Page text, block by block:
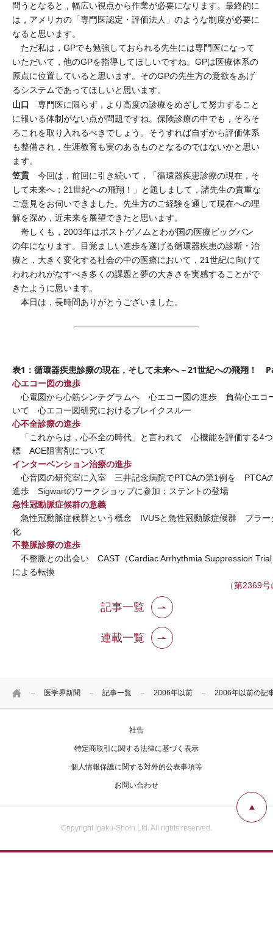
HOME 医学界新聞 記事一覧 2006年以前 2006年以前の記
問うとなると，幅広い視点から作業が必要になります。最終的に
は，アメリカの「専門医認定・評価法人」のような制度が必要に
なると思います。
ただ私は，GPでも勉強しておられる先生には専門医になって
いただいて，他のGPを指導してほしいですね。GPは医療体系の
原点に位置していると思います。そのGPの先生方の意欲をあげ
るシステムであってほしいと思います。
山口 専門医に限らず，より高度の診療をめざして努力すること
に報いる体制がない点が問題ですね。保険診療の中でも，そろそ
ろこれを取り入れるべきでしょう。そうすれば自ずから評価体系
も整備され，生涯教育も実のあるものとなるのではないかと思い
ます。
笠貫 今回は，前回に引き続いて，「循環器疾患診療の現在，そ
して未来へ；21世紀への飛翔！」と題しまして，諸先生の貴重な
ご意見をお伺いできました。先生方のご経験を通して現在への理
解を深め，近未来を展望できたと思います。
奇しくも，2003年はポストゲノムとわが国の医療ビッグバン
の年になります。目覚ましい進歩を遂げる循環器疾患の診断・治
療と，大きく変化する社会の中の医療において，21世紀に向けて
われわれがなすべき多くの課題と夢の大きさを実感することがで
きたように思います。
本日は，長時間ありがとうございました。
表1：循環器疾患診療の現在，そして未来へ－21世紀への飛翔！
心エコー図の進歩
心電図から心筋シンチグラムへ 心エコー図の進歩 負荷心エコ
いて 心エコー図研究におけるブレイクスルー
心不全診療の進歩
「これからは，心不全の時代」と言われて 心機能を評価する4
標 ACE阻害剤について
インターベンション治療の進歩
心音図の研究室に入室 三井記念病院でPTCAの第1例を PTCA
進歩 Sigwartのワークショップに参加；ステントの登場
急性冠動脈症候群の意義
急性冠動脈症候群という概念 IVUSと急性冠動脈症候群 プラー
化
不整脈診療の進歩
不整脈との出会い CAST（Cardiac Arrhythmia Suppression Trial
による転換
（第2369
記事一覧
連載一覧
社告
特定商取引に関する法律に基づく表示
個人情報保護に関する対外的公表事項等
お問い合わせ
Copyright Igaku-Shoin Ltd. All rights reserved.